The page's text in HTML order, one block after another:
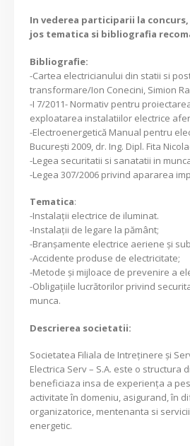
In vederea participarii la
jos tematica si bibliografia
Bibliografie:
-Cartea electricianului din statii si
transformare/Ion Conecini, Simion
-I 7/2011- Normativ pentru
exploatarea instalatiilor electrice
-Electroenergetică Manual pentru
București 2009, dr. Ing. Dipl. Fita
-Legea securitatii si sanatatii in
-Legea 307/2006 privind apararea
Tematica:
-Instalații electrice de iluminat.
-Instalații de legare la pământ;
-Branșamente electrice aeriene și
-Accidente produse de electricitate;
-Metode și mijloace de prevenire a
-Obligațiile lucrătorilor privind
munca.
Descrierea societatii:
Societatea Filiala de Intreţinere şi
Electrica Serv – S.A. este o structura
beneficiaza insa de experienţa a
activitate în domeniu, asigurand, în
organizatorice, mentenanta si
energetic.